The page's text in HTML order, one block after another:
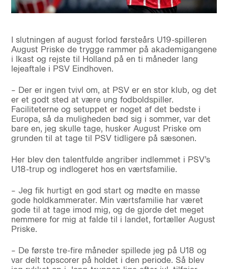
I slutningen af august forlod førsteårs U19-spilleren
August Priske de trygge rammer på akademigangene
i Ikast og rejste til Holland på en ti måneder lang
lejeaftale i PSV Eindhoven.
– Der er ingen tvivl om, at PSV er en stor klub, og det
er et godt sted at være ung fodboldspiller.
Faciliteterne og setuppet er noget af det bedste i
Europa, så da muligheden bød sig i sommer, var det
bare en, jeg skulle tage, husker August Priske om
grunden til at tage til PSV tidligere på sæsonen.
Her blev den talentfulde angriber indlemmet i PSV’s
U18-trup og indlogeret hos en værtsfamilie.
– Jeg fik hurtigt en god start og mødte en masse
gode holdkammerater. Min værtsfamilie har været
gode til at tage imod mig, og de gjorde det meget
nemmere for mig at falde til i landet, fortæller August
Priske.
– De første tre-fire måneder spillede jeg på U18 og
var delt topscorer på holdet i den periode. Så blev